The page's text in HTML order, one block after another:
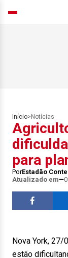
Início> Notícias
para
PorEstadão
Atualizado em
Nova York,
estão